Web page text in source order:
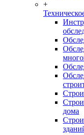
+
дома